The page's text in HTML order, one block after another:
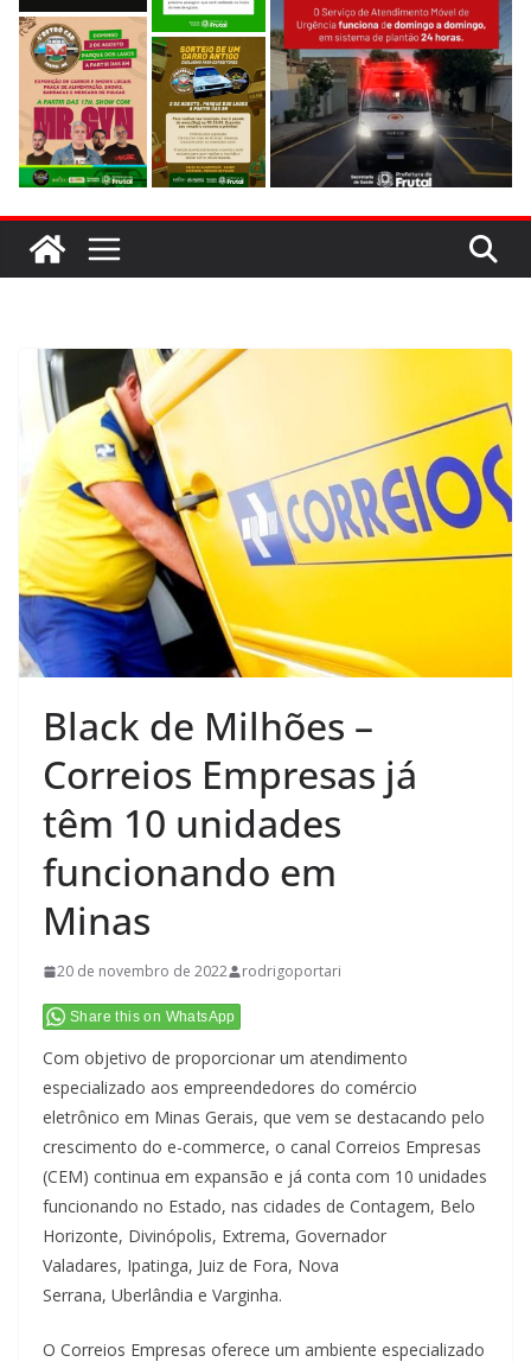
Black de Milhões –
Correios Empresas já
têm 10 unidades
funcionando em
Minas
20 de novembro de 2022 rodrigoportari
Share this on WhatsApp
Com objetivo de proporcionar um atendimento
especializado aos empreendedores do comércio
eletrônico em Minas Gerais, que vem se destacando pelo
crescimento do e-commerce, o canal Correios Empresas
(CEM) continua em expansão e já conta com 10 unidades
funcionando no Estado, nas cidades de Contagem, Belo
Horizonte, Divinópolis, Extrema, Governador
Valadares, Ipatinga, Juiz de Fora, Nova
Serrana, Uberlândia e Varginha.
O Correios Empresas oferece um ambiente especializado